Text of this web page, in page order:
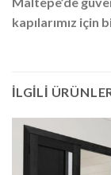
kapılarımız için
İLGILI